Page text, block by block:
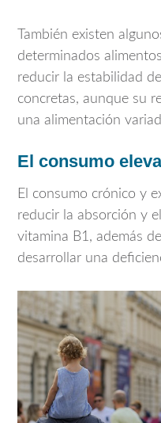
También existen
determinados
reducir la estabilidad
concretas, aunque su
una alimentación
El consumo
El consumo crónico y
reducir la absorción y
vitamina B1, además
desarrollar una